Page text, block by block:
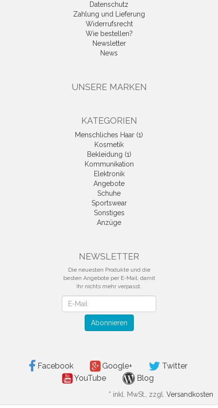
Datenschutz
Zahlung und Lieferung
Widerrufsrecht
Wie bestellen?
Newsletter
News
UNSERE MARKEN
KATEGORIEN
Menschliches Haar (1)
Kosmetik
Bekleidung (1)
Kommunikation
Elektronik
Angebote
Schuhe
Sportswear
Sonstiges
Anzüge
NEWSLETTER
Die neuesten Produkte und die
besten Angebote per E-Mail, damit
Ihr nichts mehr verpasst.
Abonnieren
Facebook Google+
Twitter
YouTube
Blog
* inkl. MwSt., zzgl. Versandkosten